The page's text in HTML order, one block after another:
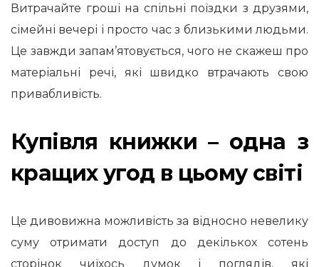
Витрачайте гроші на спільні поїздки з друзями,
сімейні вечері і просто час з близькими людьми.
Це завжди запам’ятовується, чого не скажеш про
матеріальні речі, які швидко втрачають свою
привабливість.
Купівля книжки – одна з
кращих угод в цьому світі
Це дивовижна можливість за відносно невелику
суму отримати доступ до декількох сотень
сторінок чиїхось думок і поглядів, які